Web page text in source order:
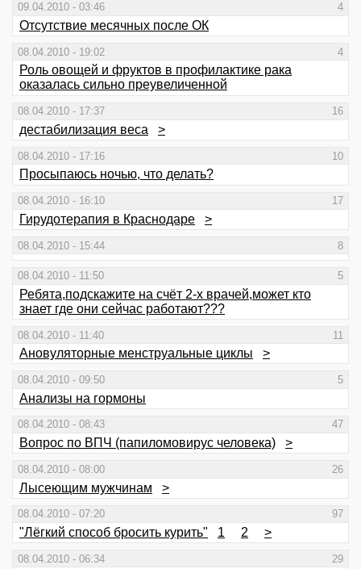
09.04.2010 - 03:46 4
Отсутствие месячных после ОК
08.04.2010 - 19:02 4
Роль овощей и фруктов в профилактике рака
оказалась сильно преувеличенной
08.04.2010 - 17:37 16
дестабилизация веса >
08.04.2010 - 17:16 10
Просыпаюсь ночью, что делать?
08.04.2010 - 16:10 17
Гирудотерапия в Краснодаре >
08.04.2010 - 15:44 8
08.04.2010 - 11:50 5
Ребята,подскажите на счёт 2-х врачей,может кто
знает где они сейчас работают???
08.04.2010 - 11:40 11
Ановуляторные менструальные циклы >
08.04.2010 - 09:50 5
Анализы на гормоны
08.04.2010 - 08:43 47
Вопрос по ВПЧ (папиломовирус человека) >
08.04.2010 - 08:00 26
Лысеющим мужчинам >
08.04.2010 - 07:20 97
"Лёгкий способ бросить курить" 1 2 >
08.04.2010 - 06:34 29